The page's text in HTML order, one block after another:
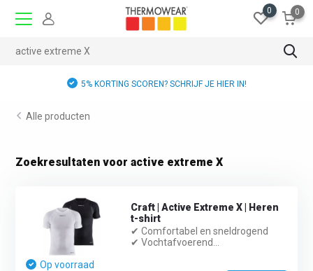
0 0
5% KORTING SCOREN? SCHRIJF JE HIER IN!
Alle producten
Zoekresultaten voor active extreme X
Craft | Active Extreme X | Heren
t-shirt
✔ Comfortabel en sneldrogend
✔ Vochtafvoerend...
Op voorraad